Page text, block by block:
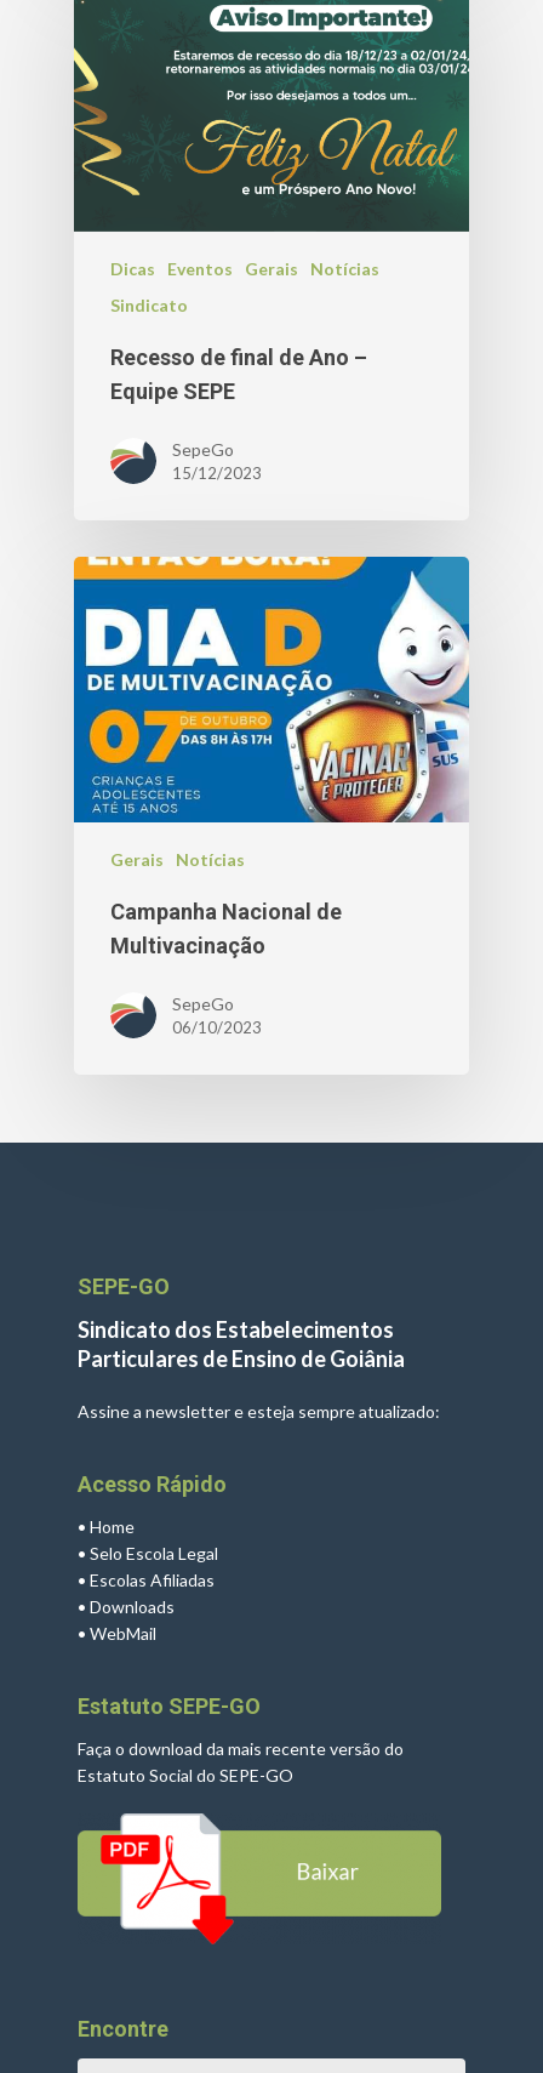
Dicas Eventos Gerais
Notícias
Sindicato
Recesso de final de Ano –
Equipe SEPE
SepeGo
15/12/2023
Gerais Notícias
Campanha Nacional de
Multivacinação
SepeGo
06/10/2023
SEPE-GO
Sindicato dos Estabelecimentos
Particulares de Ensino de Goiânia
Assine a newsletter e esteja sempre atualizado:
Acesso Rápido
• Home
• Selo Escola Legal
• Escolas Afiliadas
• Downloads
• WebMail
Estatuto SEPE-GO
Faça o download da mais recente versão do
Estatuto Social do SEPE-GO
Encontre